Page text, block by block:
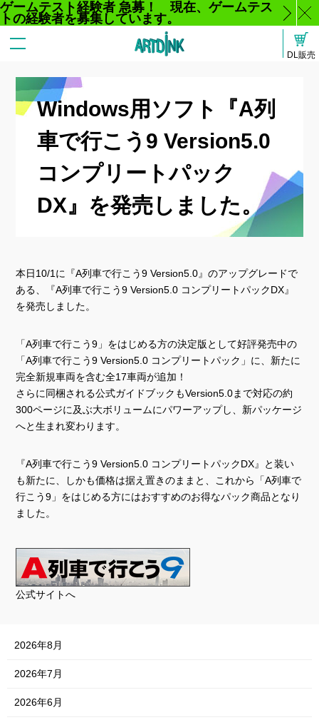
ゲームテスト経験者 急募！ 現在、ゲームテス
トの経験者を募集しています。
じ
DL販売
Windows用ソフト『A列
車で行こう9 Version5.0
コンプリートパック
DX』を発売しました。
本日10/1に『A列車で行こう9 Version5.0』のアップグレードで
ある、『A列車で行こう9 Version5.0 コンプリートパックDX』
を発売しました。
「A列車で行こう9」をはじめる方の決定版として好評発売中の
「A列車で行こう9 Version5.0 コンプリートパック」に、新たに
完全新規車両を含む全17車両が追加！
さらに同梱される公式ガイドブックもVersion5.0まで対応の約
300ページに及ぶ大ボリュームにパワーアップし、新パッケージ
へと生まれ変わります。
『A列車で行こう9 Version5.0 コンプリートパックDX』と装い
も新たに、しかも価格は据え置きのままと、これから「A列車で
行こう9」をはじめる方にはおすすめのお得なパック商品となり
ました。
公式サイトへ
2026年8月
2026年7月
2026年6月